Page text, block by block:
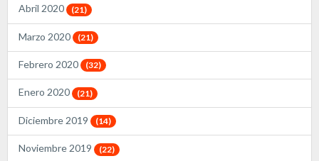
Abril 2020 (21)
Marzo 2020 (21)
Febrero 2020 (32)
Enero 2020 (21)
Diciembre 2019 (14)
Noviembre 2019 (22)